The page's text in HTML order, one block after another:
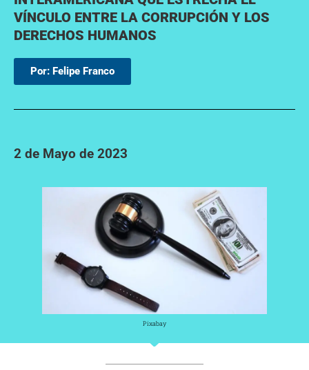
VÍNCULO ENTRE LA CORRUPCIÓN Y LOS
DERECHOS HUMANOS
Por: Felipe Franco
2 de Mayo de 2023
Pixabay